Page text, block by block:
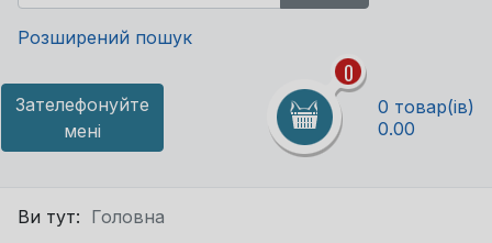
Розширений пошук
Зателефонуйте
мені
0
0 товар(ів)
0.00
Ви тут: Головна